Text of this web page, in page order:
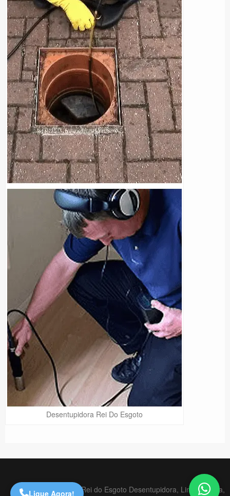
Desentupidora Rei Do Esgoto
Copyright © 2020 Rei do Esgoto Desentupidora, Limpa Fossa,
Precisa de Ajuda?
Ligue Agora!